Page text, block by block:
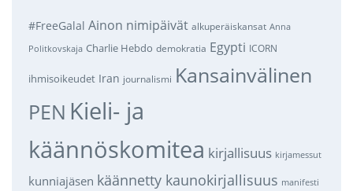
#FreeGalal Ainon nimipäivät alkuperäiskansat Anna
Politkovskaja Charlie Hebdo demokratia Egypti ICORN
ihmisoikeudet Iran journalismi Kansainvälinen
PEN Kieli- ja
käännöskomitea kirjallisuus kirjamessut
kunniajäsen käännetty kaunokirjallisuus manifesti